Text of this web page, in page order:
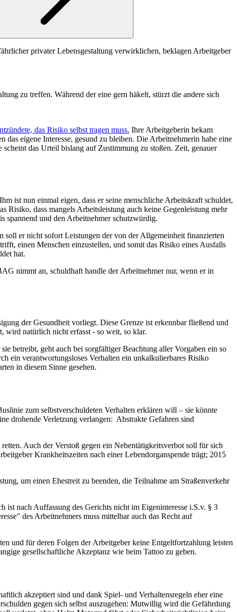
privater Lebensgestaltung verwirklichen, beklagen Arbeitgeber
zu treffen. Während der eine gern häkelt, stürzt die andere sich
das Risiko selbst tragen muss. Ihre Arbeitgeberin bekam
eigene Interesse, gesund zu bleiben. Die Arbeitnehmerin habe eine
das Urteil bislang auf Zustimmung zu stoßen. Zeit, genauer
ist nun einmal eigen, dass er seine menschliche Arbeitskraft schuldet,
dass mangels Arbeitsleistung auch keine Gegenleistung mehr
spannend und den Arbeitnehmer schutzwürdig.
er nicht sofort Leistungen der von der Allgemeinheit finanzierten
einen Menschen einzustellen, und somit das Risiko eines Ausfalls
hat.
nimmt an, schuldhaft handle der Arbeitnehmer nur, wenn er in
der Gesundheit vorliegt. Diese Grenze ist erkennbar fließend und
natürlich nicht erfasst - so weit, so klar.
betreibt, geht auch bei sorgfältiger Beachtung aller Vorgaben ein so
ein verantwortungsloses Verhalten ein unkalkulierbares Risiko
in diesem Sinne gesehen.
zum selbstverschuldeten Verhalten erklären will – sie könnte
drohende Verletzung verlangen: Abstrakte Gefahren sind
Auch der Verstoß gegen ein Nebentätigkeitsverbot soll für sich
Krankheitszeiten nach einer Lebendorganspende trägt; 2015
um einen Ehestreit zu beenden, die Teilnahme am Straßenverkehr
nach Auffassung des Gerichts nicht im Eigeninteresse i.S.v. § 3
des Arbeitnehmers muss mittelbar auch das Recht auf
und für deren Folgen der Arbeitgeber keine Entgeltfortzahlung leisten
gesellschaftliche Akzeptanz wie beim Tattoo zu geben.
akzeptiert sind und dank Spiel- und Verhaltensregeln eher eine
gegen sich selbst auszugehen: Mutwillig wird die Gefährdung